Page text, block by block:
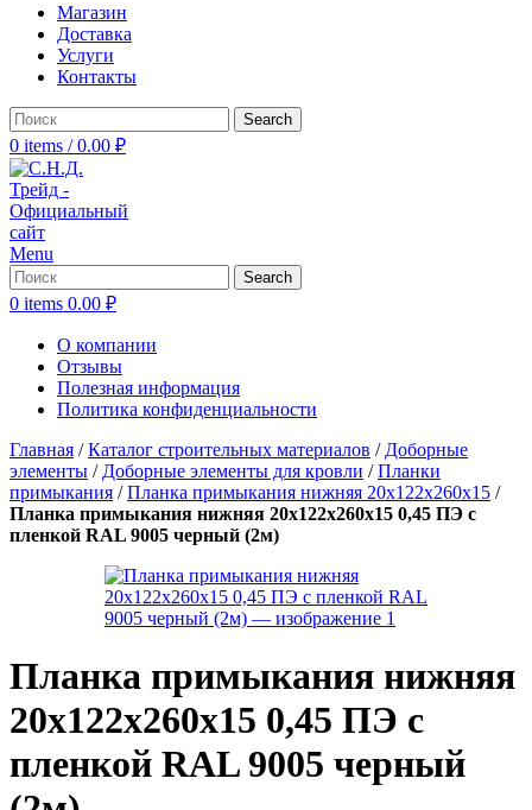
Магазин
Доставка
Услуги
Контакты
Search
0 items / 0.00 ₽
Menu
Search
0 items 0.00 ₽
О компании
Отзывы
Полезная информация
Политика конфиденциальности
Главная /Каталог строительных материалов / Доборные
элементы / Доборные элементы для кровли /Планки
примыкания /Планка примыкания нижняя 20х122х260х15 /
Планка примыкания нижняя 20х122х260х15 0,45 ПЭ с
пленкой RAL 9005 черный (2м)
Планка примыкания нижняя
20х122х260х15 0,45 ПЭ с
пленкой RAL 9005 черный